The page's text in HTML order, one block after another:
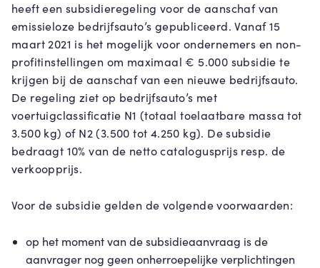
heeft een subsidieregeling voor de aanschaf van
emissieloze bedrijfsauto’s gepubliceerd. Vanaf 15
maart 2021 is het mogelijk voor ondernemers en non-
profitinstellingen om maximaal € 5.000 subsidie te
krijgen bij de aanschaf van een nieuwe bedrijfsauto.
De regeling ziet op bedrijfsauto’s met
voertuigclassificatie N1 (totaal toelaatbare massa tot
3.500 kg) of N2 (3.500 tot 4.250 kg). De subsidie
bedraagt 10% van de netto catalogusprijs resp. de
verkoopprijs.
Voor de subsidie gelden de volgende voorwaarden:
op het moment van de subsidieaanvraag is de
aanvrager nog geen onherroepelijke verplichtingen